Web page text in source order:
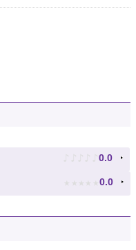
♪ ♪ ♪ ♪ ♪ 0.0
★ ★ ★ ★ ★ 0.0